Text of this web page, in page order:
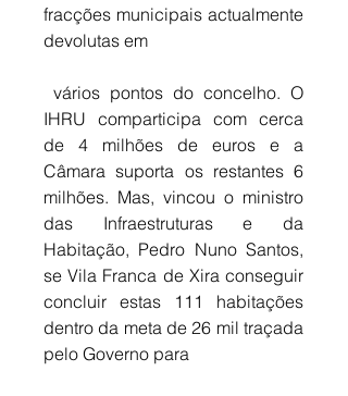
fracções municipais actualmente
devolutas em
IHRU comparticipa com cerca
de 4 milhões de euros e a
Câmara suporta os restantes 6
milhões. Mas, vincou o ministro
das Infraestruturas e da
Habitação, Pedro Nuno Santos,
se Vila Franca de Xira conseguir
concluir estas 111 habitações
dentro da meta de 26 mil traçada
pelo Governo para